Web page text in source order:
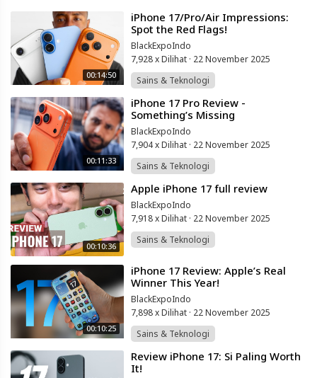
00:14:50
⁣iPhone 17/Pro/Air Impressions:
Spot the Red Flags!
BlackExpoIndo
7,928 x Dilihat · 22 November 2025
Sains & Teknologi
00:11:33
⁣iPhone 17 Pro Review -
Something’s Missing
BlackExpoIndo
7,904 x Dilihat · 22 November 2025
Sains & Teknologi
00:10:36
⁣Apple iPhone 17 full review
BlackExpoIndo
7,918 x Dilihat · 22 November 2025
Sains & Teknologi
00:10:25
⁣iPhone 17 Review: Apple’s Real
Winner This Year!
BlackExpoIndo
7,898 x Dilihat · 22 November 2025
Sains & Teknologi
⁣Review iPhone 17: Si Paling Worth
It!